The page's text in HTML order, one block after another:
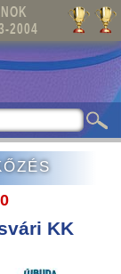
2004
KK